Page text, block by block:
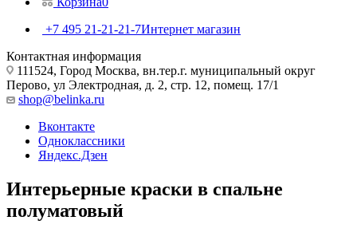
+7 495 21-21-21-7Интернет магазин
Контактная информация
111524, Город Москва, вн.тер.г. муниципальный округ
Перово, ул Электродная, д. 2, стр. 12, помещ. 17/1
shop@belinka.ru
Вконтакте
Одноклассники
Яндекс.Дзен
Интерьерные краски в спальне
полуматовый